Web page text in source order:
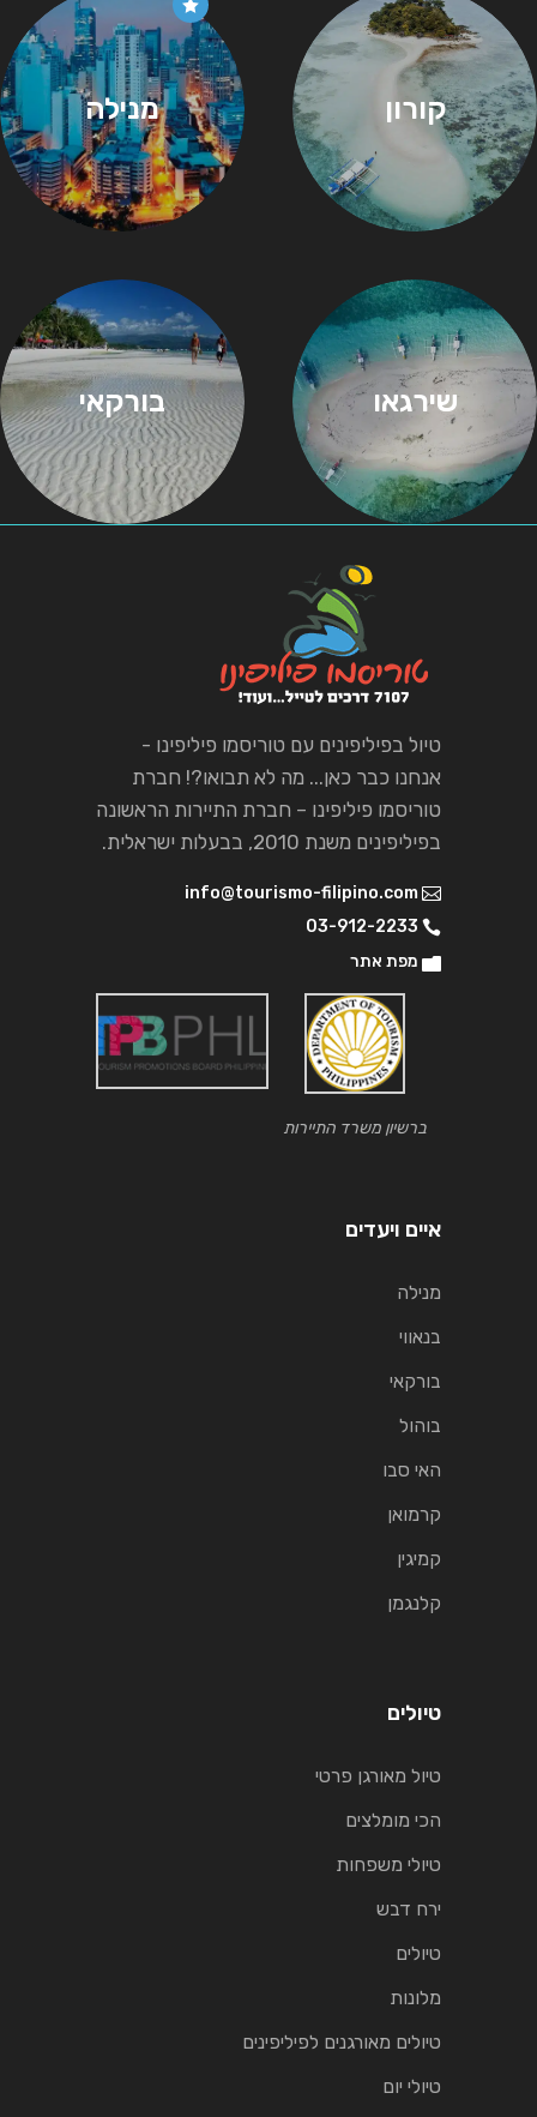
קורון מנילה
שירגאו בורקאי
טיול בפיליפינים עם טוריסמו פיליפינו -
אנחנו כבר כאן... מה לא תבואו?! חברת
טוריסמו פיליפינו – חברת התיירות הראשונה
בפיליפינים משנת 2010, בבעלות ישראלית.
info@tourismo-filipino.com
03-912-2233
מפת אתר
ברשיון משרד התיירות
איים ויעדים
מנילה
בנאווי
בורקאי
בוהול
האי סבו
קרמואן
קמיגין
קלנגמן
טיולים
טיול מאורגן פרטי
הכי מומלצים
טיולי משפחות
ירח דבש
טיולים
מלונות
טיולים מאורגנים לפיליפינים
טיולי יום